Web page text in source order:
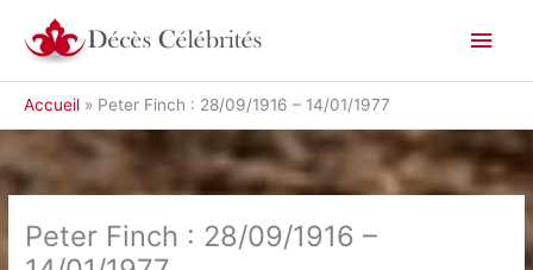
contenu
Accueil Peter Finch : 28/09/1916 – 14/01/1977
Peter Finch : 28/09/1916 –